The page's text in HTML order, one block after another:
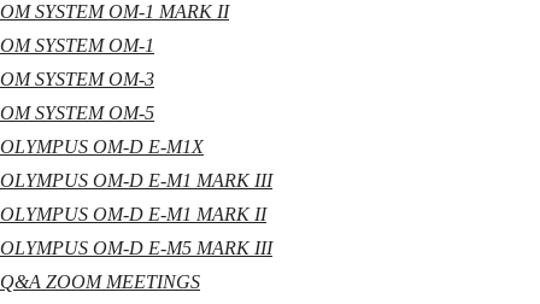
OM SYSTEM OM-1 MARK II
OM SYSTEM OM-1
OM SYSTEM OM-3
OM SYSTEM OM-5
OLYMPUS OM-D E-M1X
OLYMPUS OM-D E-M1 MARK III
OLYMPUS OM-D E-M1 MARK II
OLYMPUS OM-D E-M5 MARK III
Q&A ZOOM MEETINGS